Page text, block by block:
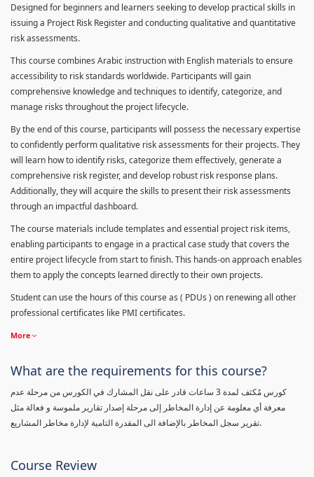
Designed for beginners and learners seeking to develop practical skills in
issuing a Project Risk Register and conducting qualitative and quantitative
risk assessments.
This course combines Arabic instruction with English materials to ensure
accessibility to risk standards worldwide. Participants will gain
comprehensive knowledge and techniques to identify, categorize, and
manage risks throughout the project lifecycle.
By the end of this course, participants will possess the necessary expertise
to confidently perform qualitative risk assessments for their projects. They
will learn how to identify risks, categorize them effectively, generate a
comprehensive risk register, and develop robust risk response plans.
Additionally, they will acquire the skills to present their risk assessments
through an impactful dashboard.
The course materials include templates and essential project risk items,
enabling participants to engage in a practical case study that covers the
entire project lifecycle from start to finish. This hands-on approach enables
them to apply the concepts learned directly to their own projects.
Student can use the hours of this course as ( PDUs ) on renewing all other
professional certificates like PMI certificates.
More
What are the requirements for this course?
كورس مٌكثف لمدة 3 ساعات قادر على نقل المشارك في الكورس من مرحلة عدم
معرفة أي معلومة عن إدارة المخاطر إلى مرحلة إصدار تقارير ملموسة و فعالة مثل
تقرير سجل المخاطر بالإضافة الى المقدرة التامية لإدارة مخاطر المشاريع.
Course Review